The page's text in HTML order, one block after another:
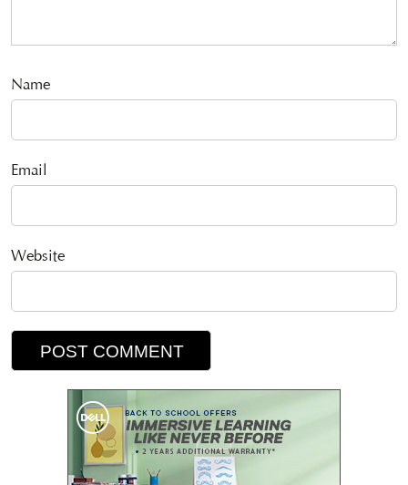
Name
Email
Website